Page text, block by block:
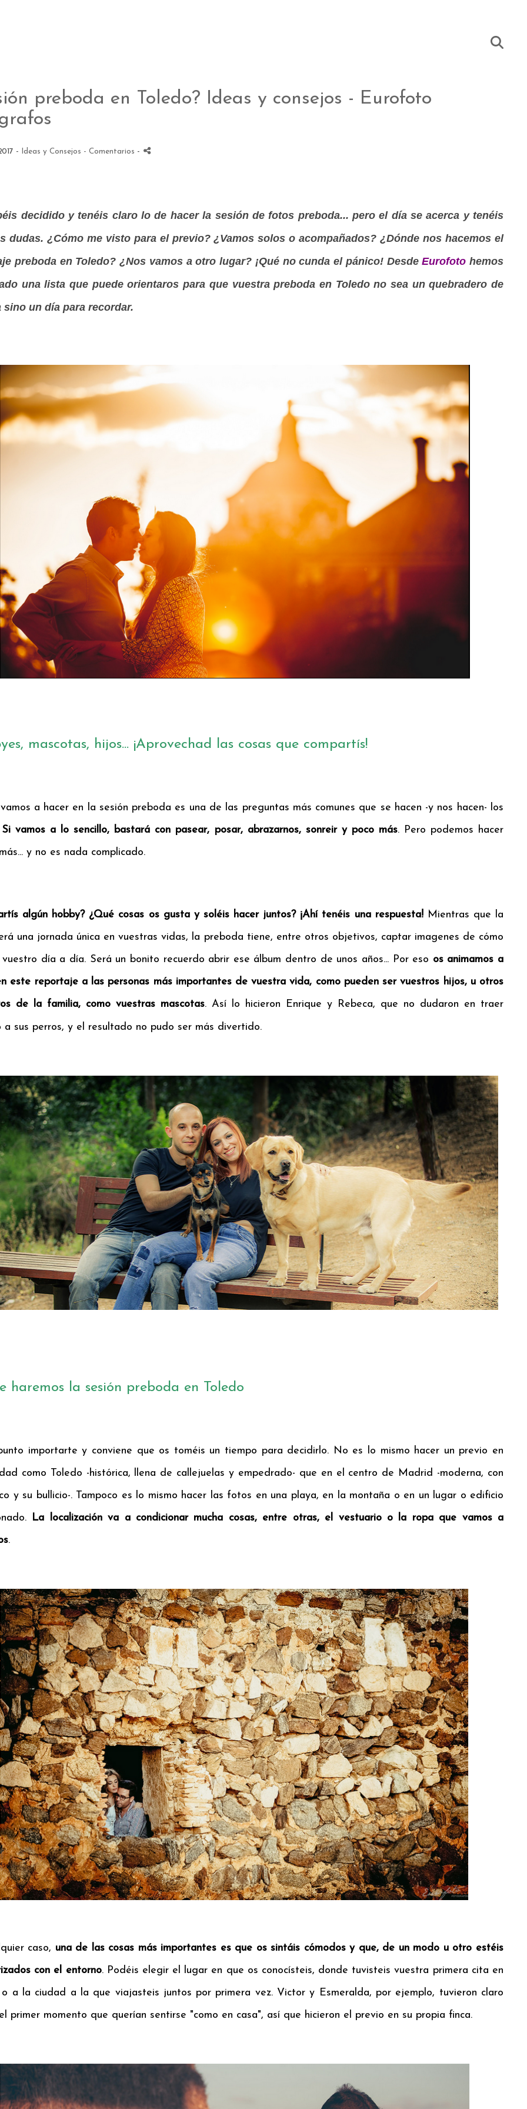
preboda en Toledo? Ideas y consejos - Eurofoto
- Ideas y Consejos - Comentarios -
decidido y tenéis claro lo de hacer la sesión de fotos preboda... pero el día se acerca y tenéis
dudas. ¿Cómo me visto para el previo? ¿Vamos solos o acompañados? ¿Dónde nos hacemos el
preboda en Toledo? ¿Nos vamos a otro lugar? ¡Qué no cunda el pánico! DesdeEurofoto hemos
una lista que puede orientaros para que vuestra preboda en Toledo no sea un quebradero de
sino un día para recordar.
mascotas, hijos... ¡Aprovechad las cosas que compartís!
a hacer en la sesión preboda es una de las preguntas más comunes que se hacen -y nos hacen- los
Si vamos a lo sencillo, bastará con pasear, posar, abrazarnos, sonreir y poco más. Pero podemos hacer
y no es nada complicado.
algún hobby? ¿Qué cosas os gusta y soléis hacer juntos? ¡Ahí tenéis una respuesta!Mientras que la
una jornada única en vuestras vidas, la preboda tiene, entre otros objetivos, captar imagenes de cómo
vuestro día a día. Será un bonito recuerdo abrir ese álbum dentro de unos años... Por eso os animamos a
este reportaje a las personas más importantes de vuestra vida, como pueden ser vuestros hijos, u otros
de la familia, como vuestras mascotas. Así lo hicieron Enrique y Rebeca, que no dudaron en traer
a sus perros, y el resultado no pudo ser más divertido.
haremos la sesión preboda en Toledo
importarte y conviene que os toméis un tiempo para decidirlo. No es lo mismo hacer un previo en
como Toledo -histórica, llena de callejuelas y empedrado- que en el centro de Madrid -moderna, con
y su bullicio-. Tampoco es lo mismo hacer las fotos en una playa, en la montaña o en un lugar o edificio
La localización va a condicionar mucha cosas, entre otras, el vestuario o la ropa que vamos a
.
caso, una de las cosas más importantes es que os sintáis cómodos y que, de un modo u otro estéis
con el entorno. Podéis elegir el lugar en que os conocísteis, donde tuvisteis vuestra primera cita en
o a la ciudad a la que viajasteis juntos por primera vez. Victor y Esmeralda, por ejemplo, tuvieron claro
primer momento que querían sentirse "como en casa", así que hicieron el previo en su propia finca.